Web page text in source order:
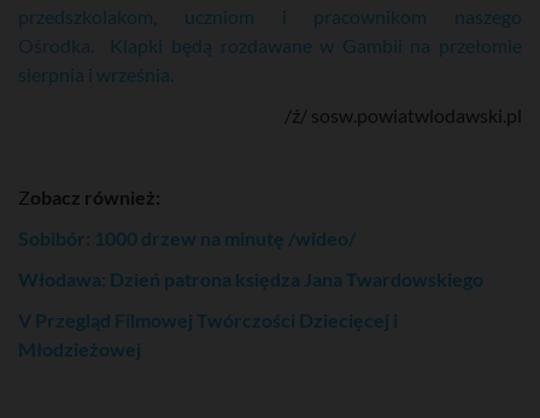
przedszkolakom, uczniom i pracownikom naszego
Ośrodka. Klapki będą rozdawane w Gambii na przełomie
sierpnia i września.
/ź/ sosw.powiatwlodawski.pl
Zobacz również:
Sobibór: 1000 drzew na minutę /wideo/
Włodawa: Dzień patrona księdza Jana Twar­dowskiego
V Przegląd Filmowej Twórczości Dziecięcej i
Młodzieżowej